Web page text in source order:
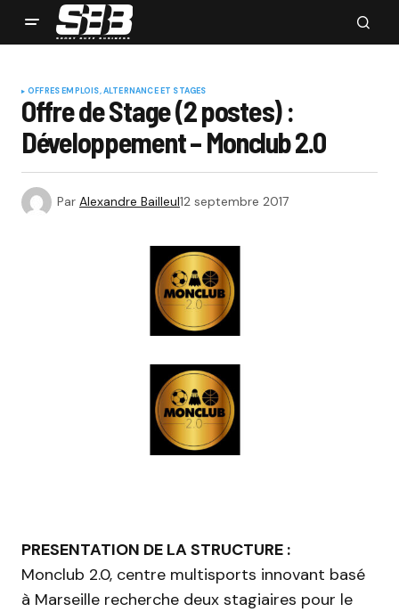
OFFRES EMPLOIS, ALTERNANCE ET STAGES
Offre de Stage (2 postes) :
Développement – Monclub 2.0
Par Alexandre Bailleul12 septembre 2017
PRESENTATION DE LA STRUCTURE :
Monclub 2.0, centre multisports innovant basé
à Marseille recherche deux stagiaires pour le